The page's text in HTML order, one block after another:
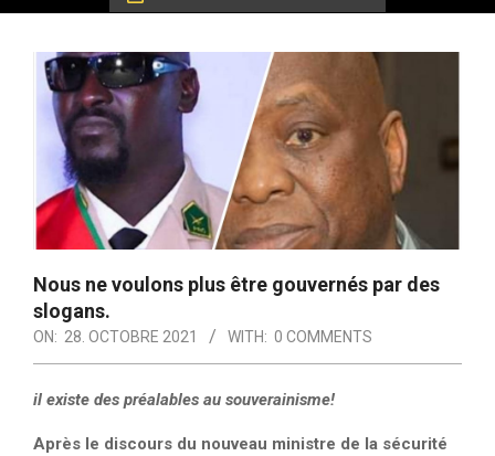
Nous ne voulons plus être gouvernés par des
slogans.
ON: 28. OCTOBRE 2021 WITH: 0 COMMENTS
il existe des préalables au souverainisme!
Après le discours du nouveau ministre de la sécurité